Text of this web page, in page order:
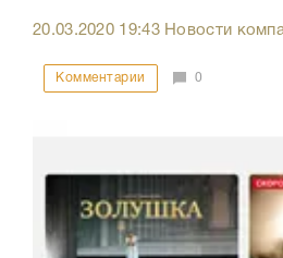
20.03.2020 19:43Новости
Комментарии 0